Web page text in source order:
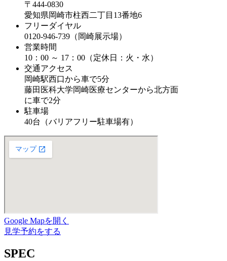
〒444-0830
愛知県岡崎市柱西二丁目13番地6
フリーダイヤル
0120-946-739（岡崎展示場）
営業時間
10：00 ～ 17：00（定休日：火・水）
交通アクセス
岡崎駅西口から車で5分
藤田医科大学岡崎医療センターから北方面
に車で2分
駐車場
40台（バリアフリー駐車場有）
Google Mapを開く
見学予約をする
SPEC